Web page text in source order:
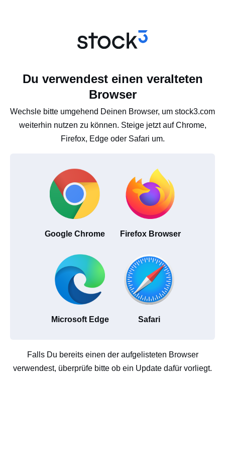
Du verwendest einen veralteten
Browser
Wechsle bitte umgehend Deinen Browser, um stock3.com
weiterhin nutzen zu können. Steige jetzt auf Chrome,
Firefox, Edge oder Safari um.
Google Chrome Firefox Browser
Microsoft Edge Safari
Falls Du bereits einen der aufgelisteten Browser
verwendest, überprüfe bitte ob ein Update dafür vorliegt.